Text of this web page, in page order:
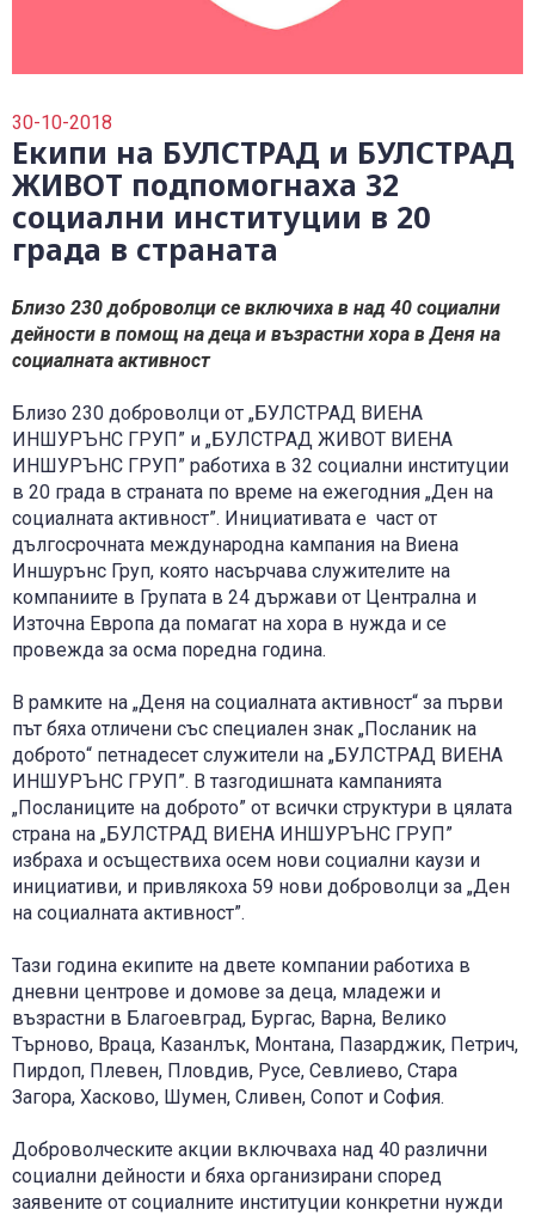
0700 18 800
30-10-2018
Екипи на БУЛСТРАД и БУЛСТРАД
ЖИВОТ подпомогнаха 32
социални институции в 20
града в страната
Близо 230 доброволци се включиха в над 40 социални
дейности в помощ на деца и възрастни хора в Деня на
социалната активност
Близо 230 доброволци от „БУЛСТРАД ВИЕНА
ИНШУРЪНС ГРУП” и „БУЛСТРАД ЖИВОТ ВИЕНА
ИНШУРЪНС ГРУП” работиха в 32 социални институции
в 20 града в страната по време на ежегодния „Ден на
социалната активност”. Инициативата е част от
дългосрочната международна кампания на Виена
Иншурънс Груп, която насърчава служителите на
компаниите в Групата в 24 държави от Централна и
Източна Европа да помагат на хора в нужда и се
провежда за осма поредна година.
В рамките на „Деня на социалната активност“ за първи
път бяха отличени със специален знак „Посланик на
доброто“ петнадесет служители на „БУЛСТРАД ВИЕНА
ИНШУРЪНС ГРУП”. В тазгодишната кампанията
„Посланиците на доброто” от всички структури в цялата
страна на „БУЛСТРАД ВИЕНА ИНШУРЪНС ГРУП”
избраха и осъществиха осем нови социални каузи и
инициативи, и привлякоха 59 нови доброволци за „Ден
на социалната активност”.
Тази година екипите на двете компании работиха в
дневни центрове и домове за деца, младежи и
възрастни в Благоевград, Бургас, Варна, Велико
Търново, Враца, Казанлък, Монтана, Пазарджик, Петрич,
Пирдоп, Плевен, Пловдив, Русе, Севлиево, Стара
Загора, Хасково, Шумен, Сливен, Сопот и София.
Доброволческите акции включваха над 40 различни
социални дейности и бяха организирани според
заявените от социалните институции конкретни нужди